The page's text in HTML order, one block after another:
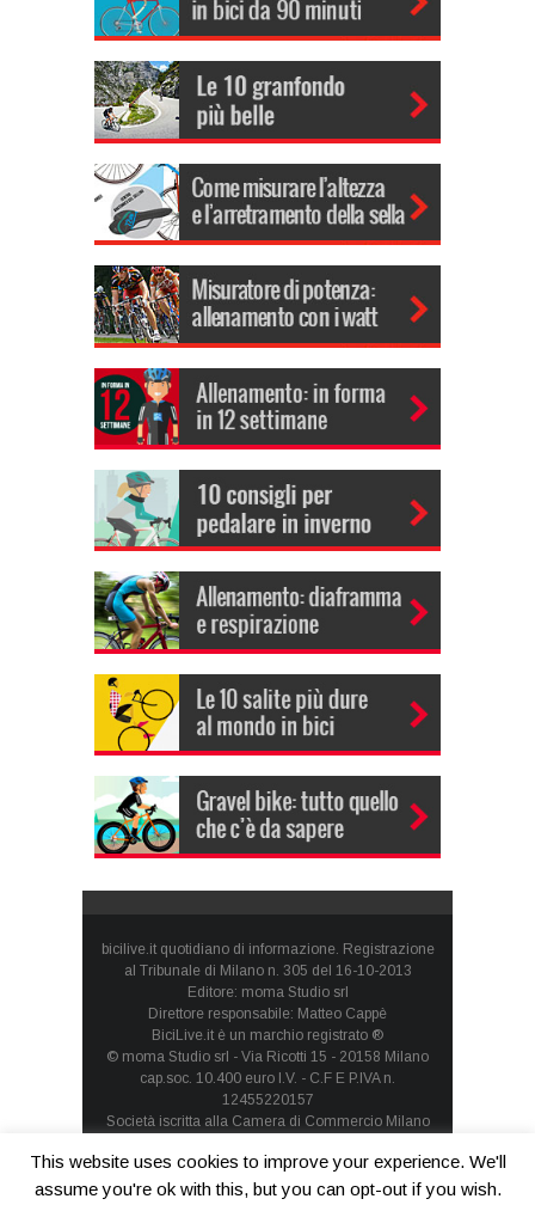
bicilive.it quotidiano di informazione. Registrazione
al Tribunale di Milano n. 305 del 16-10-2013
Editore: moma Studio srl
Direttore responsabile: Matteo Cappè
BiciLive.it è un marchio registrato ®
© moma Studio srl - Via Ricotti 15 - 20158 Milano
cap.soc. 10.400 euro I.V. - C.F E P.IVA n.
12455220157
Società iscritta alla Camera di Commercio Milano
socio unico
Privacy Policy-Cookie Policy
This website uses cookies to improve your experience. We'll
assume you're ok with this, but you can opt-out if you wish.